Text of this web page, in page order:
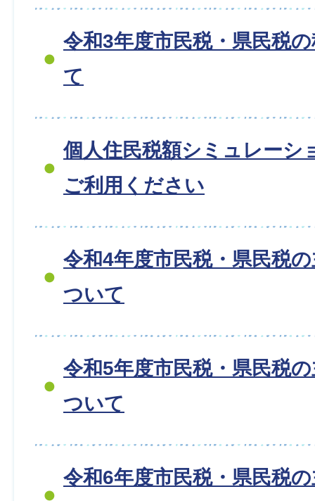
令和3年度市民税・県民税
て
個人住民税額シミュレーシ
ご利用ください
令和4年度市民税・県民税
ついて
令和5年度市民税・県民税
ついて
令和6年度市民税・県民税